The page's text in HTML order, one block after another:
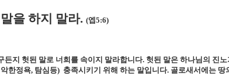
을 하지 말라. (엡5:6)
든지 헛된 말로 너희를 속이지 말라합니다. 헛된 말은 하나님의 진
악한정욕, 탐심등) 충족시키기 위해 하는 말입니다. 골로새서에는 땅